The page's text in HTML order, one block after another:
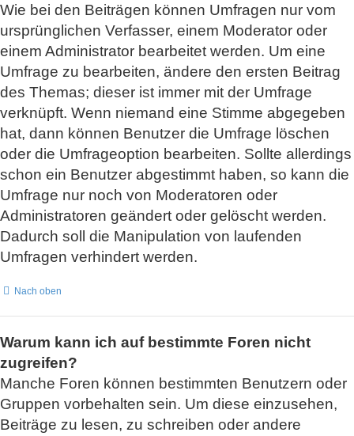
Wie bei den Beiträgen können Umfragen nur vom
ursprünglichen Verfasser, einem Moderator oder
einem Administrator bearbeitet werden. Um eine
Umfrage zu bearbeiten, ändere den ersten Beitrag
des Themas; dieser ist immer mit der Umfrage
verknüpft. Wenn niemand eine Stimme abgegeben
hat, dann können Benutzer die Umfrage löschen
oder die Umfrageoption bearbeiten. Sollte allerdings
schon ein Benutzer abgestimmt haben, so kann die
Umfrage nur noch von Moderatoren oder
Administratoren geändert oder gelöscht werden.
Dadurch soll die Manipulation von laufenden
Umfragen verhindert werden.
Nach oben
Warum kann ich auf bestimmte Foren nicht
zugreifen?
Manche Foren können bestimmten Benutzern oder
Gruppen vorbehalten sein. Um diese einzusehen,
Beiträge zu lesen, zu schreiben oder andere